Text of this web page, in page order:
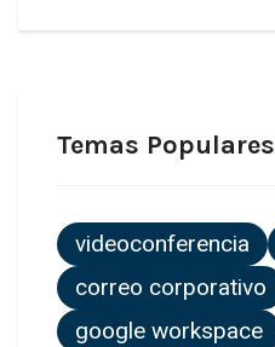
Temas Populares
videoconferencia
correo corporativo
google workspace